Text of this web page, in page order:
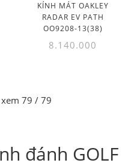
KÍNH MÁT OAKLEY
RADAR EV PATH
OO9208-13(38)
8.140.000
79 / 79
đánh GOLF